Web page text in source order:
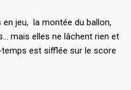
jeu, la montée du ballon,
mais elles ne lâchent rien et
est sifflée sur le score